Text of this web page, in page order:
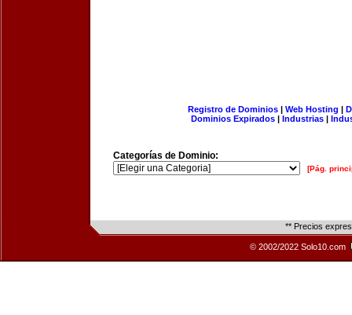
Registro de Dominios| Web Hosting |
Dominios Expirados | Industrias |
Categorías de Dominio:
[Pág.
** Precios
© 2002/2022 Solo10.com